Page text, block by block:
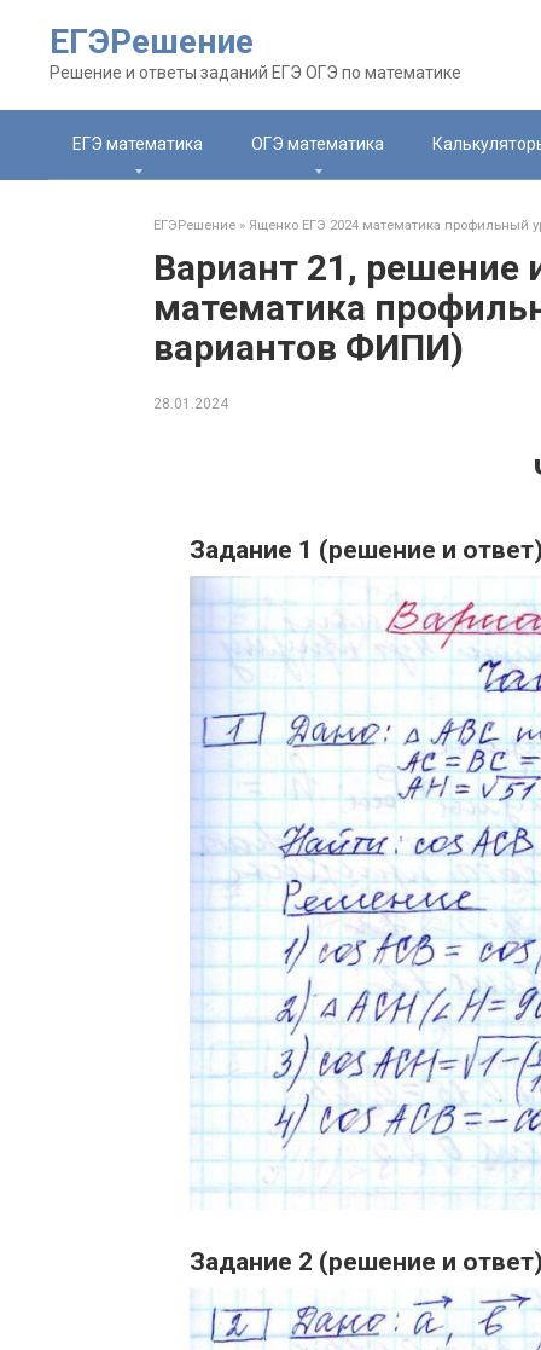
контенту
ЕГЭРешение
Решение и ответы заданий ЕГЭ ОГЭ по математике
ЕГЭ математика ОГЭ математика
ЕГЭРешение » Ященко ЕГЭ 2024 математика профильный
Вариант 21, решение
математика
вариантов ФИПИ)
28.01.2024
Задание 1 (решение и
Задание 2 (решение и